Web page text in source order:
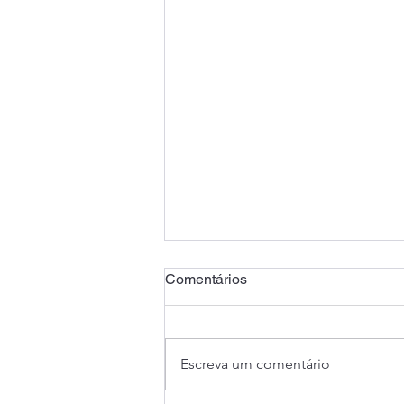
Comentários
Escreva um comentário